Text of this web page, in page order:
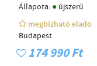
Állapota: ● újszerű
megbízható eladó
Budapest
174 990 Ft